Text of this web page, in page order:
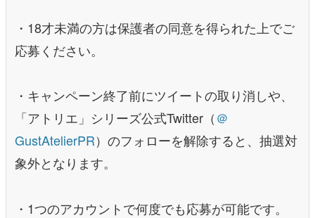
・18才未満の方は保護者の同意を得られた上でご
応募ください。
・キャンペーン終了前にツイートの取り消しや、
「アトリエ」シリーズ公式Twitter（＠
GustAtelierPR）のフォローを解除すると、抽選対
象外となります。
・1つのアカウントで何度でも応募が可能です。